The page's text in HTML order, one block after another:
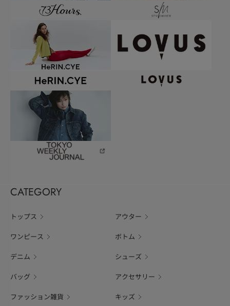
CATEGORY
トップス アウター
ワンピース ボトム
デニム シューズ
バッグ アクセサリー
ファッション雑貨 キッズ